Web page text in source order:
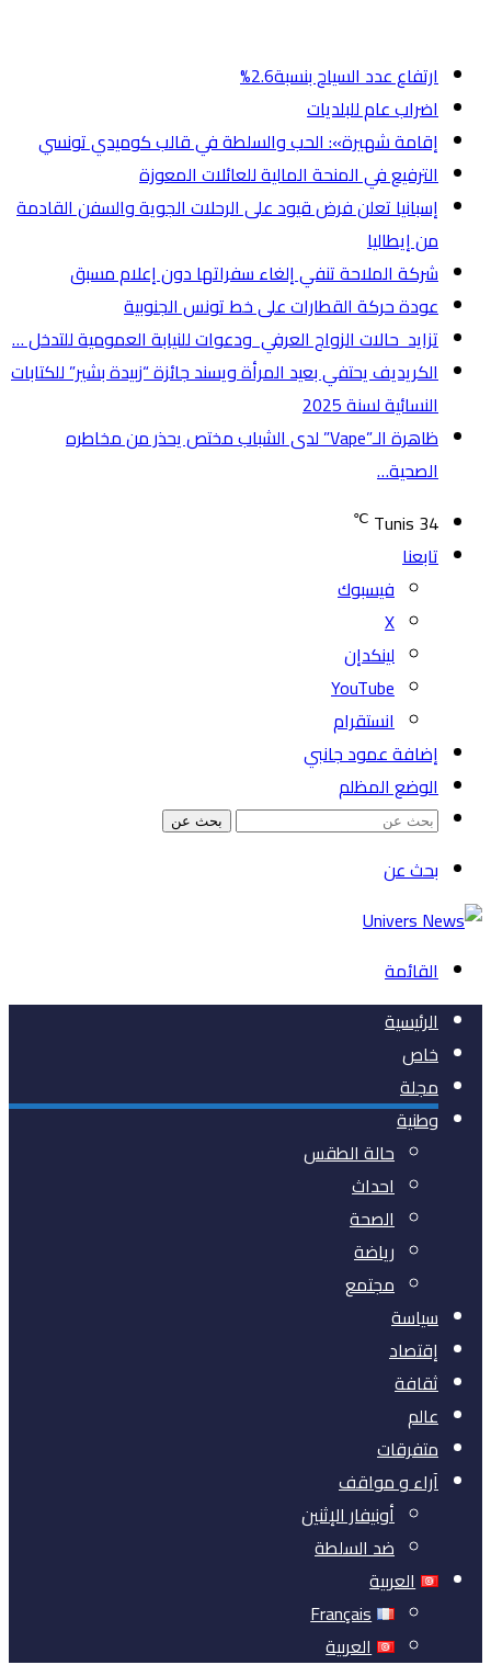
ارتفاع عدد السياح بنسبة2.6%
اضراب عام للبلديات
إقامة شهيرة»: الحب والسلطة في قالب كوميدي تونسي
الترفيع في المنحة المالية للعائلات المعوزة
إسبانيا تعلن فرض قيود على الرحلات الجوية والسفن القادمة
من إيطاليا
شركة الملاحة تنفي إلغاء سفراتها دون إعلام مسبق
عودة حركة القطارات على خط تونس الجنوبية
تزايد حالات الزواج العرفي ودعوات للنيابة العمومية للتدخل …
الكريديف يحتفي بعيد المرأة ويسند جائزة “زبيدة بشير” للكتابات
النسائية لسنة 2025
ظاهرة الـ”Vape” لدى الشباب مختص يحذر من مخاطره
الصحية…
Tunis 34
℃
تابعنا
فيسبوك
‫X
لينكدإن
‫YouTube
انستقرام
إضافة عمود جانبي
الوضع المظلم
بحث عن
بحث عن
القائمة
الرئيسية
خاص
مجلة
وطنية
حالة الطقس
احداث
الصحة
رياضة
مجتمع
سياسة
إقتصاد
ثقافة
عالم
متفرقات
آراء و مواقف
أونيفار الإثنين
ضد السلطة
العربية
Français
العربية